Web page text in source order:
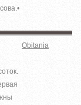
Obitania